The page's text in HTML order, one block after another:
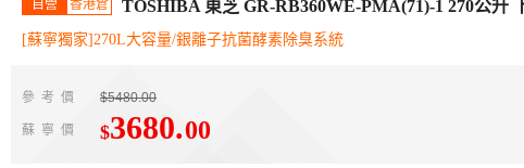
自營 香港倉 TOSHIBA 東芝 GR-RB360WE-PMA(71)-1 270公升
[蘇寧獨家]270L大容量/銀離子抗菌酵素除臭系統
參考價 $5480.00
蘇寧價 $3680.00